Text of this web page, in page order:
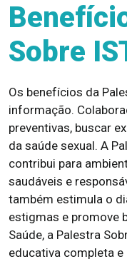
Sobre
Os benefícios da
informação.
preventivas, buscar
da saúde sexual. A
contribui para
saudáveis e
também estimula o
estigmas e promove
Saúde, a Palestra
educativa completa